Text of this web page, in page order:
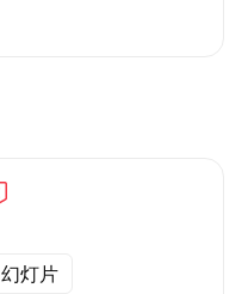
幻灯片